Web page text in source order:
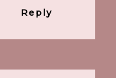
Reply